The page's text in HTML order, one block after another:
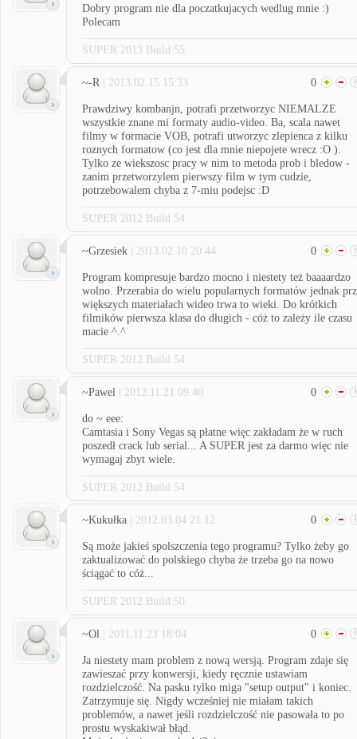
Dobry program nie dla poczatkujacych wedlug mnie :)
Polecam
SUPER 2013 Build 55
~-R | 2013.02.15 15:33 0
Prawdziwy kombanjn, potrafi przetworzyc NIEMALZE
wszystkie znane mi formaty audio-video. Ba, scala nawet
filmy w formacie VOB, potrafi utworzyc zlepienca z kilku
roznych formatow (co jest dla mnie niepojete wrecz :O ).
Tylko ze wiekszosc pracy w nim to metoda prob i bledow -
zanim przetworzylem pierwszy film w tym cudzie,
potrzebowalem chyba z 7-miu podejsc :D
SUPER 2012 Build 54
~Grzesiek | 2013.02.10 20:44 0
Program kompresuje bardzo mocno i niestety też baaaardzo
wolno. Przerabia do wielu popularnych formatów jednak
większych materiałach wideo trwa to wieki. Do krótkich
filmików pierwsza klasa do długich - cóż to zależy ile czasu
macie ^.^
SUPER 2012 Build 54
~Pawel | 2012.11.21 09:40 0
do ~ eee:
Camtasia i Sony Vegas są płatne więc zakładam że w ruch
poszedł crack lub serial... A SUPER jest za darmo więc nie
wymagaj zbyt wiele.
SUPER 2012 Build 54
~Kukułka | 2012.03.04 21:12 0
Są może jakieś spolszczenia tego programu? Tylko żeby go
zaktualizować do polskiego chyba że trzeba go na nowo
ściągać to cóż...
SUPER 2012 Build 50
~Ol | 2011.11.23 18:04 0
Ja niestety mam problem z nową wersją. Program zdaje się
zawieszać przy konwersji, kiedy ręcznie ustawiam
rozdzielczość. Na pasku tylko miga "setup output" i koniec.
Zatrzymuje się. Nigdy wcześniej nie miałam takich
problemów, a nawet jeśli rozdzielczość nie pasowała to po
prostu wyskakiwał błąd.